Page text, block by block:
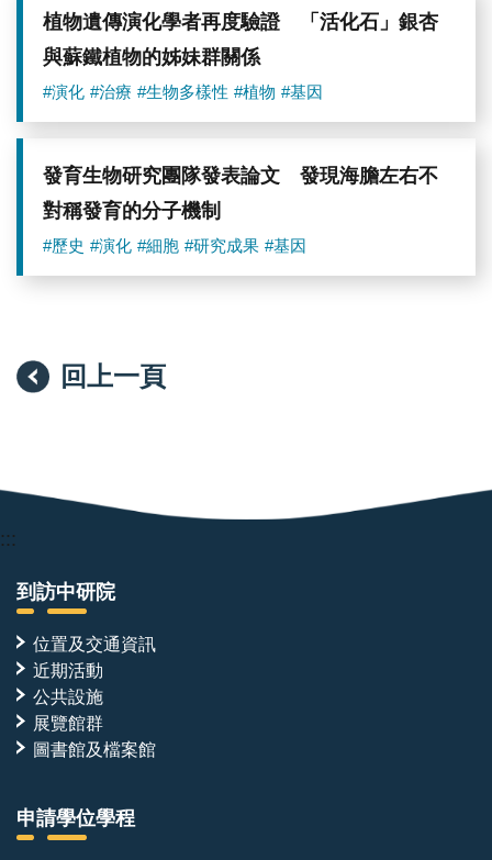
植物遺傳演化學者再度驗證 「活化石」銀杏
與蘇鐵植物的姊妹群關係
#演化 #治療 #生物多樣性 #植物 #基因
發育生物研究團隊發表論文 發現海膽左右不
對稱發育的分子機制
#歷史 #演化 #細胞 #研究成果 #基因
回上一頁
:::
到訪中研院
位置及交通資訊
近期活動
公共設施
展覽館群
圖書館及檔案館
申請學位學程